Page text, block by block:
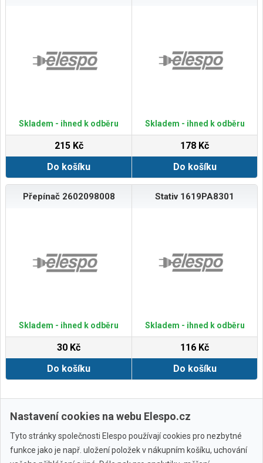
Skladem - ihned k odběru
215 Kč
Do košíku
Skladem - ihned k odběru
178 Kč
Do košíku
Přepínač 2602098008
Skladem - ihned k odběru
30 Kč
Do košíku
Stativ 1619PA8301
Skladem - ihned k odběru
116 Kč
Do košíku
Zobrazit další
Nastavení cookies na webu Elespo.cz
Tyto stránky společnosti Elespo používají cookies pro nezbytné
funkce jako je např. uložení položek v nákupním košíku, uchování